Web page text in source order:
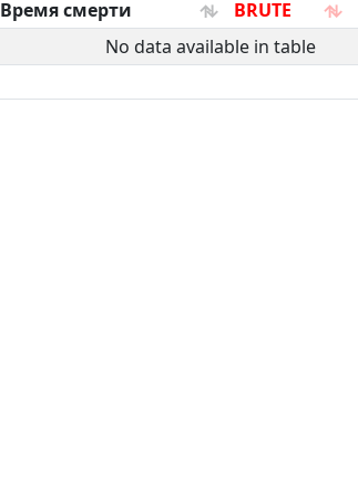
Время смерти BRUTE
No data available in table